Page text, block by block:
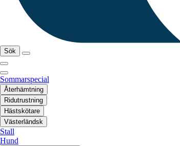
Sök
Sommarspecial
Återhämtning
Ridutrustning
Hästskötare
Västerländsk
Stall
Hund